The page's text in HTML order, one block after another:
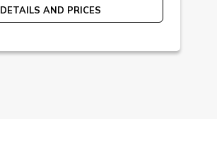
DETAILS AND PRICES